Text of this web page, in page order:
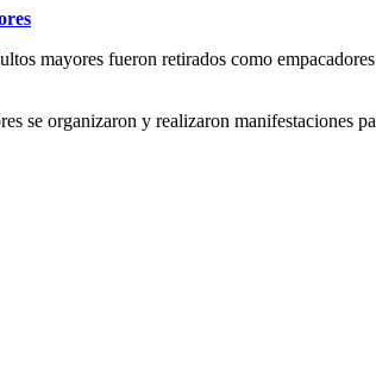
mayores fueron retirados como
se organizaron y realizaron manifestaciones